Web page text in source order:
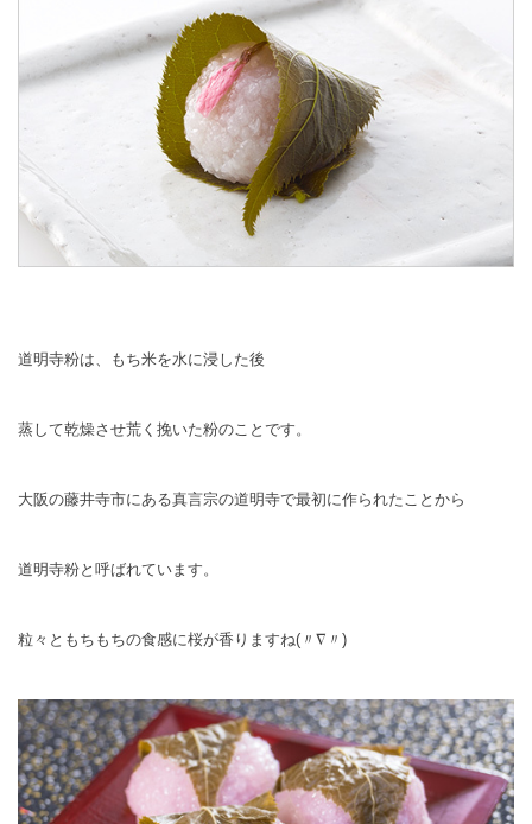
道明寺粉は、もち米を水に浸した後
蒸して乾燥させ荒く挽いた粉のことです。
大阪の藤井寺市にある真言宗の道明寺で最初に作られたことから
道明寺粉と呼ばれています。
粒々ともちもちの食感に桜が香りますね(〃∇〃)